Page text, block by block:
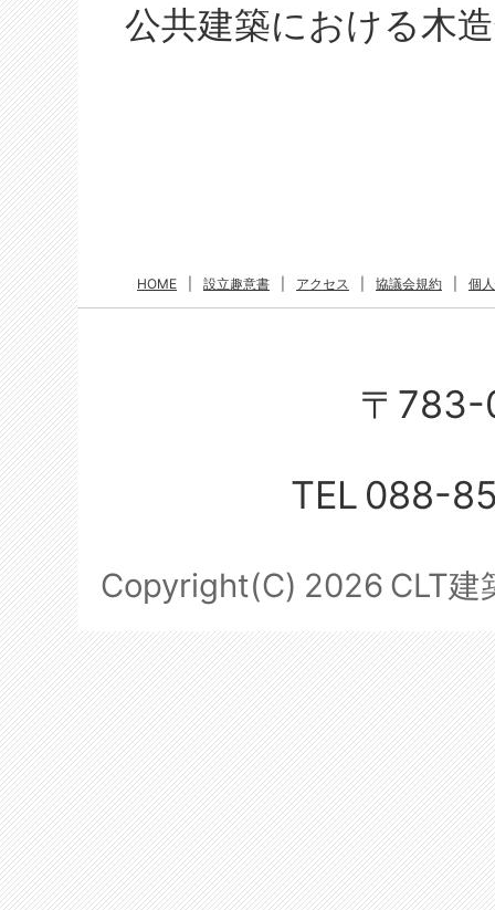
公共建築における木
HOME 設立趣意書 アクセス 協議会規約 個
〒
TEL 088-
Copyright(C) 2026 CLT建